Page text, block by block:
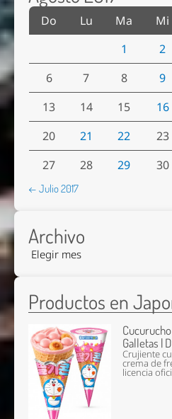
Do Lu Ma Mi
1
2
6
7 8 9
13
14 15 16
20
21 22 23
27
28 29 30
← Julio 2017
Archivo
Productos en
Galletas |
Crujiente
crema de
licencia